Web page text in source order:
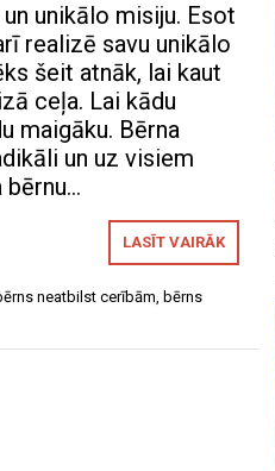
unikālo misiju. Esot
realizē savu unikālo
šeit atnāk, lai kaut
ceļa. Lai kādu
maigāku. Bērna
un uz visiem
bērnu…
LASĪT VAIRĀK
neatbilst cerībām, bērns